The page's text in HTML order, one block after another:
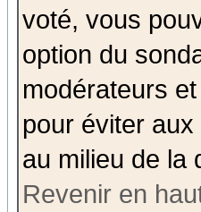
voté, vous
option du
modérateurs
pour éviter
au milieu de la
Revenir en